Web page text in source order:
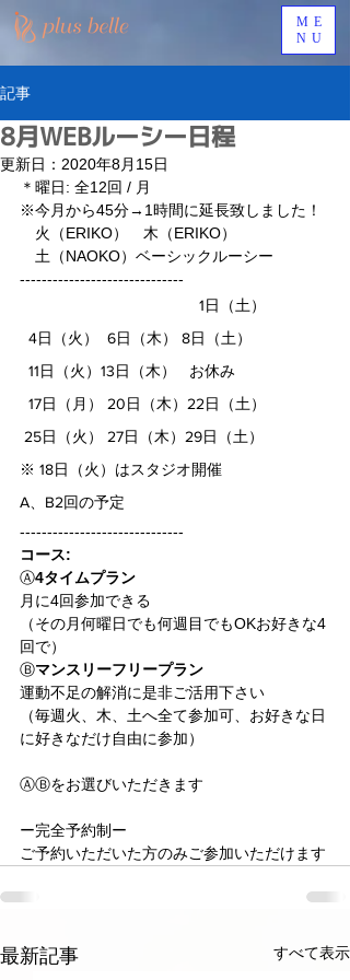
ME
NU
記事
8月WEBルーシー日程
更新日： 2020年8月15日
＊曜日: 全12回 / 月
※今月から45分→1時間に延長致しました！
火（ERIKO）　木（ERIKO）
土（NAOKO）ベーシックルーシー
------------------------------
                                         1日（土）
  4日（火）  6日（木） 8日（土）
  11日（火）13日（木）   お休み
  17日（月） 20日（木）22日（土）
25日（火） 27日（木）29日（土）
※ 18日（火）はスタジオ開催
A、B2回の予定
------------------------------
コース:
Ⓐ4タイムプラン
月に4回参加できる
（その月何曜日でも何週目でもOKお好きな4
回で）
Ⓑマンスリーフリープラン
運動不足の解消に是非ご活用下さい
（毎週火、木、土へ全て参加可、お好きな日
に好きなだけ自由に参加）
ⒶⒷをお選びいただきます
ー完全予約制ー
ご予約いただいた方のみご参加いただけます
最新記事 すべて表示